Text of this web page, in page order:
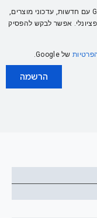
כן, אני רוצה לקבל אימיילים מ-Google Cloud עם חדשות, עדכוני מוצרים,
אפשר לבקש להפסיק
של Google.
הרשמה